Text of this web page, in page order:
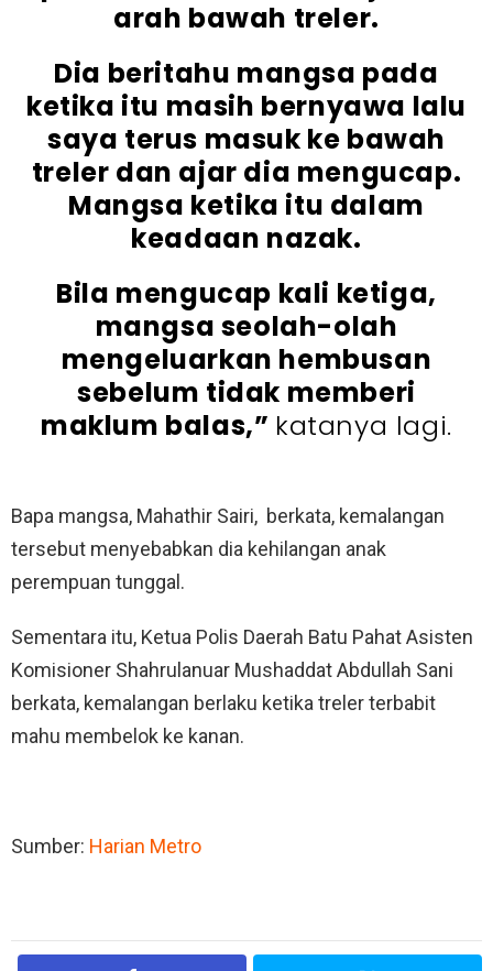
arah bawah treler.
Dia beritahu mangsa pada
ketika itu masih bernyawa lalu
saya terus masuk ke bawah
treler dan ajar dia mengucap.
Mangsa ketika itu dalam
keadaan nazak.
Bila mengucap kali ketiga,
mangsa seolah-olah
mengeluarkan hembusan
sebelum tidak memberi
maklum balas,” katanya lagi.
Bapa mangsa, Mahathir Sairi, berkata, kemalangan
tersebut menyebabkan dia kehilangan anak
perempuan tunggal.
Sementara itu, Ketua Polis Daerah Batu Pahat Asisten
Komisioner Shahrulanuar Mushaddat Abdullah Sani
berkata, kemalangan berlaku ketika treler terbabit
mahu membelok ke kanan.
Sumber: Harian Metro